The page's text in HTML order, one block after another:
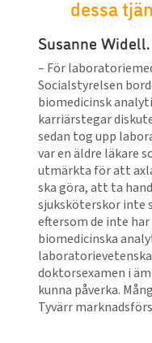
dessa
Susanne
– För
Socialstyrelsen
biomedicinsk
karriärstegar
sedan tog upp
var en äldre läkare
utmärkta för att
ska göra, att ta
sjuksköterskor inte
eftersom de inte
biomedicinska
doktorsexamen i
kunna påverka.
Tyvärr